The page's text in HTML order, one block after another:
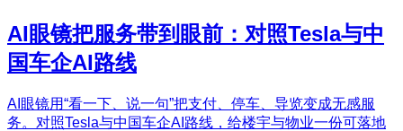
AI眼镜把服务带到眼前：对照Tesla与中
国车企AI路线
AI眼镜用“看一下、说一句”把支付、停车、导览变成无感服
务。对照Tesla与中国车企AI路线，给楼宇与物业一份可落地